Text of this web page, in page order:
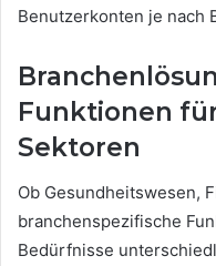
Benutzerkonten je nach
Funktionen
Sektoren
Ob Gesundheitswesen,
branchenspezifische
Bedürfnisse